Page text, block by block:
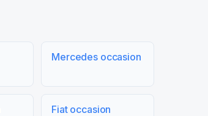
Mercedes occasion
Fiat occasion